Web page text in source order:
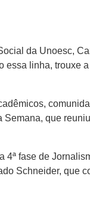
da Unoesc,
linha, trouxe
que
fase de
Schneider, que